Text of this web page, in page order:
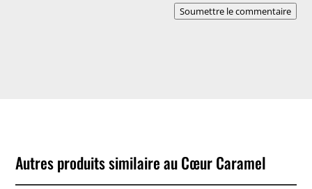
Soumettre le commentaire
Autres produits similaire au Cœur Caramel